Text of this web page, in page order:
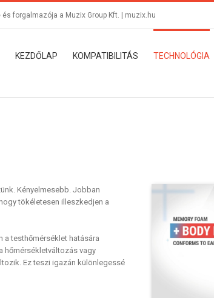
forgalmazója a Muzix Group Kft. | muzix.hu
KEZDŐLAP KOMPATIBILITÁS TECHNOLÓGIA
Kényelmesebb. Jobban
tökéletesen illeszkedjen a
testhőmérséklet hatására
hőmérsékletváltozás vagy
Ez teszi igazán különlegessé